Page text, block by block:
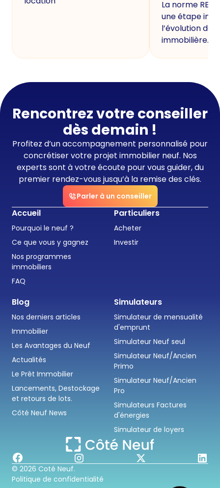
La norme
une étape
l’évolution de
immobilière.
Rencontrez votre conseiller
dès demain !
Profitez d’un accompagnement personnalisé pour
concrétiser votre projet immobilier neuf. Nos
experts sont à votre écoute pour vous guider, du
premier rendez-vous jusqu’à la remise des clés.
Parler à un conseiller
Accueil
Pourquoi le neuf ?
Ce que vous y gagnez
Nos programmes
immobiliers
FAQ
Particuliers
Acheter
Investir
Blog
Nos derniers articles
Immobilier
Les Avantages du Neuf
Actualités
Le Prêt Immobilier
Lancements, Destockage
et retours de lots.
Côté Neuf News
Simulateurs
Simulateur de mensualité
d'emprunt
Simulateur Neuf seul
Simulateur Neuf/Ancien
Primo
Simulateur Neuf/Ancien
Pro
Simulateurs Factures
d'énergies
Simulateur de loyers
© 2026 Coté Neuf.
Politique de confidentialité